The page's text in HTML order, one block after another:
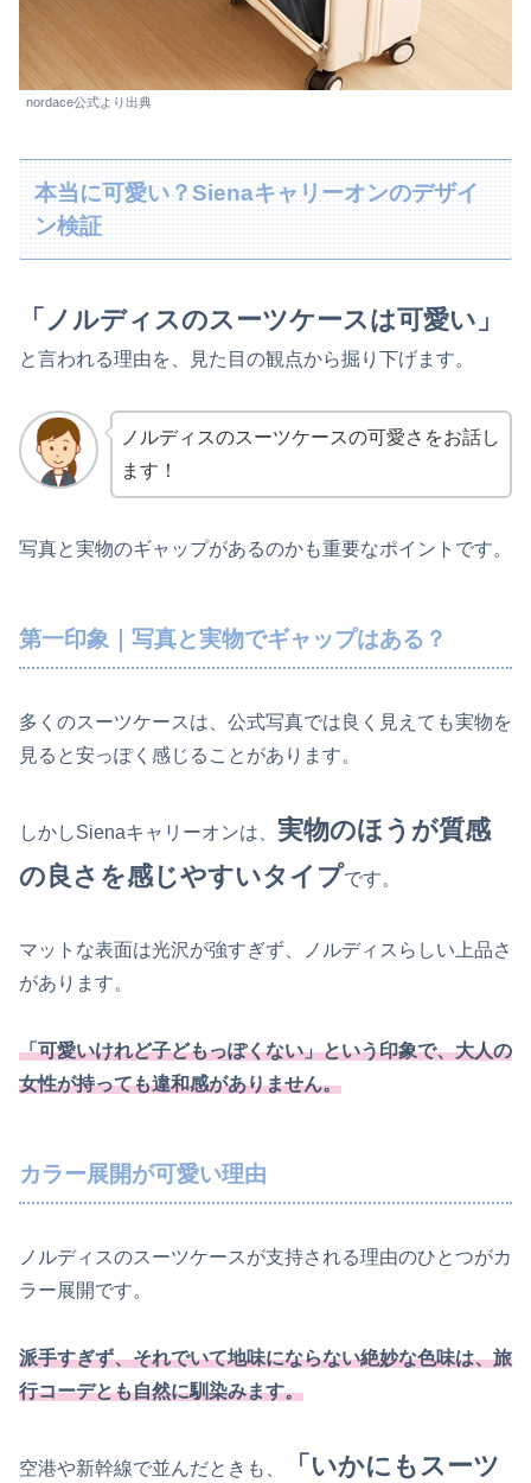
nordace公式より出典
本当に可愛い？Sienaキャリーオンのデザイ
ン検証
「ノルディスのスーツケースは可愛い」
と言われる理由を、見た目の観点から掘り下げます。
ノルディスのスーツケースの可愛さをお話し
ます！
写真と実物のギャップがあるのかも重要なポイントです。
第一印象｜写真と実物でギャップはある？
多くのスーツケースは、公式写真では良く見えても実物を
見ると安っぽく感じることがあります。
しかしSienaキャリーオンは、 実物のほうが質感
の良さを感じやすいタイプです。
マットな表面は光沢が強すぎず、ノルディスらしい上品さ
があります。
「可愛いけれど子どもっぽくない」という印象で、大人の
女性が持っても違和感がありません。
カラー展開が可愛い理由
ノルディスのスーツケースが支持される理由のひとつがカ
ラー展開です。
派手すぎず、それでいて地味にならない絶妙な色味は、旅
行コーデとも自然に馴染みます。
空港や新幹線で並んだときも、 「いかにもスーツ